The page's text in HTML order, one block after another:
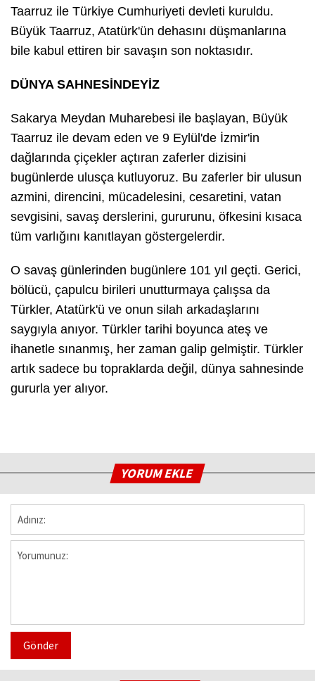
Taarruz ile Türkiye Cumhuriyeti devleti kuruldu.
Büyük Taarruz, Atatürk'ün dehasını düşmanlarına
bile kabul ettiren bir savaşın son noktasıdır.
DÜNYA SAHNESİNDEYİZ
Sakarya Meydan Muharebesi ile başlayan, Büyük
Taarruz ile devam eden ve 9 Eylül'de İzmir'in
dağlarında çiçekler açtıran zaferler dizisini
bugünlerde ulusça kutluyoruz. Bu zaferler bir ulusun
azmini, direncini, mücadelesini, cesaretini, vatan
sevgisini, savaş derslerini, gururunu, öfkesini kısaca
tüm varlığını kanıtlayan göstergelerdir.
O savaş günlerinden bugünlere 101 yıl geçti. Gerici,
bölücü, çapulcu birileri unutturmaya çalışsa da
Türkler, Atatürk'ü ve onun silah arkadaşlarını
saygıyla anıyor. Türkler tarihi boyunca ateş ve
ihanetle sınanmış, her zaman galip gelmiştir. Türkler
artık sadece bu topraklarda değil, dünya sahnesinde
gururla yer alıyor.
YORUM EKLE
Gönder